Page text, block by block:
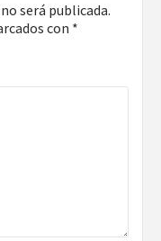
será publicada.
con *